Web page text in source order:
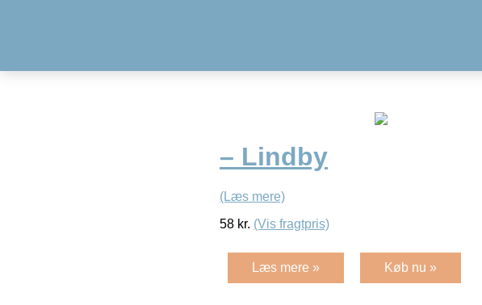
– Lindby
(Læs mere)
58 kr. (Vis fragtpris)
Læs mere » Køb nu »